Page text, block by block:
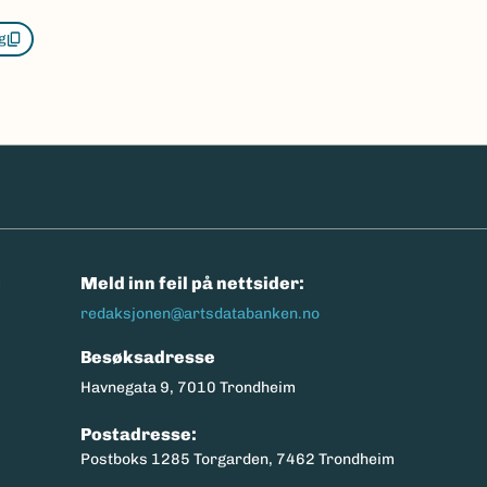
Meld inn feil på nettsider:
redaksjonen@artsdatabanken.no
Besøksadresse
Havnegata 9, 7010 Trondheim
Postadresse:
Postboks 1285 Torgarden, 7462 Trondheim